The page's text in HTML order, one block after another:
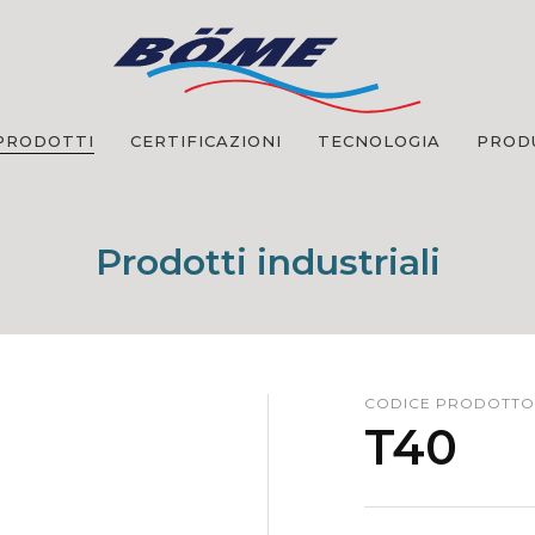
PRODOTTI CERTIFICAZIONI TECNOLOGIA
Prodotti industriali
CODICE PRODOTTO
T40